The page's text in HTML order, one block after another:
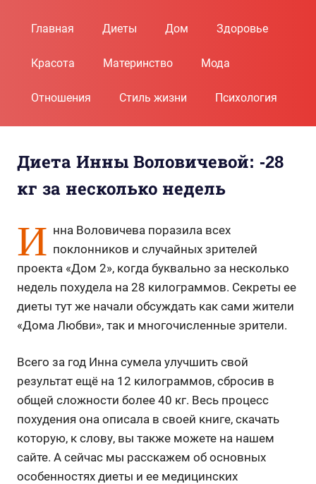
Главная Диеты Дом Здоровье
Красота Материнство Мода
Отношения Стиль жизни Психология
Диета Инны Воловичевой: -28
кг за несколько недель
И нна Воловичева поразила всех
поклонников и случайных зрителей
проекта «Дом 2», когда буквально за несколько
недель похудела на 28 килограммов. Секреты ее
диеты тут же начали обсуждать как сами жители
«Дома Любви», так и многочисленные зрители.
Всего за год Инна сумела улучшить свой
результат ещё на 12 килограммов, сбросив в
общей сложности более 40 кг. Весь процесс
похудения она описала в своей книге, скачать
которую, к слову, вы также можете на нашем
сайте. А сейчас мы расскажем об основных
особенностях диеты и ее медицинских